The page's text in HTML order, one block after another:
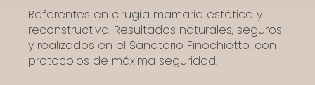
Referentes en cirugía mamaria estética y
reconstructiva. Resultados naturales, seguros
y realizados en el Sanatorio Finochietto, con
protocolos de máxima seguridad.